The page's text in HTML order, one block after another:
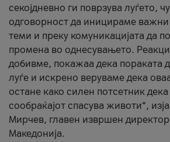
секојдневно ги поврзува луѓето,
одговорност да иницираме
теми и преку комуникацијата да
промена во однесувањето.
добивме, покажаа дека пораката
луѓе и искрено веруваме дека
остане како силен потсетник
сообраќајот спасува животи“,
Мирчев, главен извршен
Македонија.